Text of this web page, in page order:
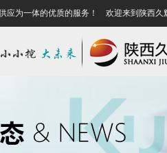
为一体的优质的服务！ 欢迎来到陕西久